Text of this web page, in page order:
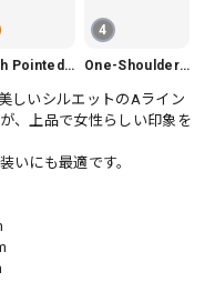
Mesh Pointed Toe Pumps V165
4
One-Shoulder Slim-Fit Flattering Mermaid Skirt Dress V2295
しいシルエットのAライン
、上品で女性らしい印象を
いにも最適です。